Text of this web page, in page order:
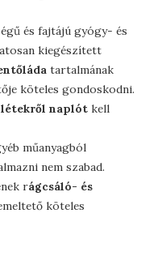
és fajtájú gyógy- és
kiegészített
tartalmának
köteles gondoskodni.
naplót kell
műanyagból
nem szabad.
rágcsáló- és
köteles